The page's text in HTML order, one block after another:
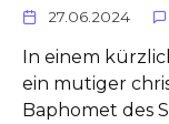
27.06.2024
In einem
ein mutiger
Baphomet des